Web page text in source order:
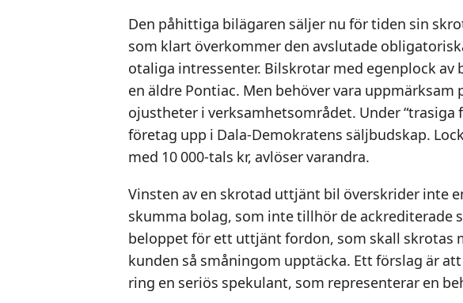
Den påhittiga bilägaren säljer nu för tiden sin
som klart överkommer den avslutade
otaliga intressenter. Bilskrotar med egenplock
en äldre Pontiac. Men behöver vara uppmärksam
ojustheter i verksamhetsområdet. Under “trasiga
företag upp i Dala-Demokratens säljbudskap.
med 10 000-tals kr, avlöser varandra.
Vinsten av en skrotad uttjänt bil överskrider inte
skumma bolag, som inte tillhör de ackrediterade
beloppet för ett uttjänt fordon, som skall skrotas
kunden så småningom upptäcka. Ett förslag är
ring en seriös spekulant, som representerar en